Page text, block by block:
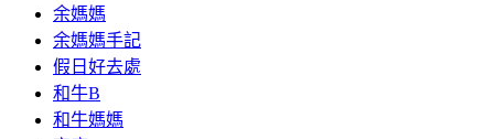
余媽媽
余媽媽手記
假日好去處
和牛B
和牛媽媽